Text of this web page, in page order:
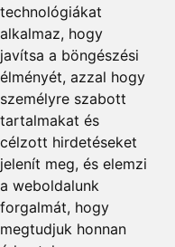
technológiákat
alkalmaz, hogy
javítsa a böngészési
élményét, azzal hogy
személyre szabott
tartalmakat és
célzott hirdetéseket
jelenít meg, és elemzi
a weboldalunk
forgalmát, hogy
megtudjuk honnan
és hozzájárulok